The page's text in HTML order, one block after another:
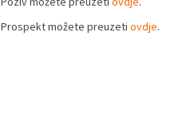
Prospekt možete preuzeti ovdje.